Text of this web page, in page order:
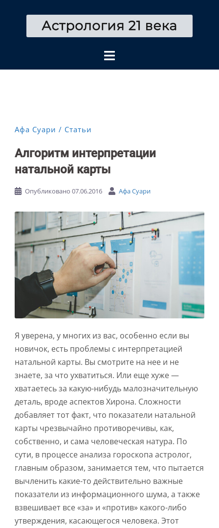
содержимому
Афа Суари Статьи
Алгоритм интерпретации
натальной карты
Опубликовано 07.06.2016 Афа Суари
Я уверена, у многих из вас, особенно если вы
новичок, есть проблемы с интерпретацией
натальной карты. Вы смотрите на нее и не
знаете, за что ухватиться. Или еще хуже —
хватаетесь за какую-нибудь малозначительную
деталь, вроде аспектов Хирона. Сложности
добавляет тот факт, что показатели натальной
карты чрезвычайно противоречивы, как,
собственно, и сама человеческая натура. По
сути, в процессе анализа гороскопа астролог,
главным образом, занимается тем, что пытается
вычленить какие-то действительно важные
показатели из информационного шума, а также
взвешивает все «за» и «против» какого-либо
утверждения, касающегося человека. Этот